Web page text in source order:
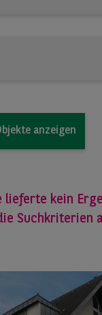
anzeigen
lieferte kein
Suchkriterien